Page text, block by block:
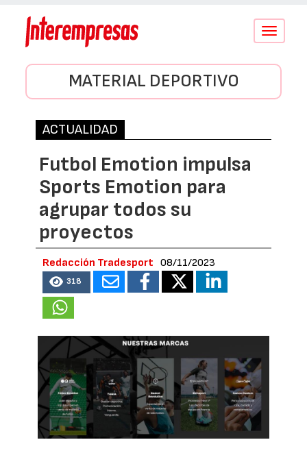
Conmutar
MATERIAL DEPORTIVO
ACTUALIDAD
Futbol Emotion impulsa
Sports Emotion para
agrupar todos su
proyectos
Redacción Tradesport 08/11/2023
318